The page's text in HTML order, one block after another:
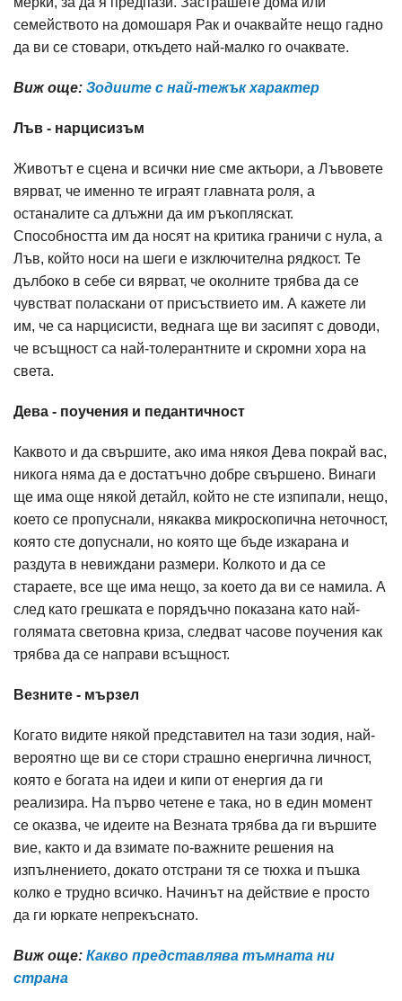
семейството на домошаря Рак и очаквайте нещо гадно
да ви се стовари, откъдето най-малко го очаквате.
Виж още: Зодиите с най-тежък характер
Лъв - нарцисизъм
Животът е сцена и всички ние сме актьори, а Лъвовете
вярват, че именно те играят главната роля, а
останалите са длъжни да им ръкопляскат.
Способността им да носят на критика граничи с нула, а
Лъв, който носи на шеги е изключителна рядкост. Те
дълбоко в себе си вярват, че околните трябва да се
чувстват поласкани от присъствието им. А кажете ли
им, че са нарцисисти, веднага ще ви засипят с доводи,
че всъщност са най-толерантните и скромни хора на
света.
Дева - поучения и педантичност
Каквото и да свършите, ако има някоя Дева покрай вас,
никога няма да е достатъчно добре свършено. Винаги
ще има още някой детайл, който не сте изпипали, нещо,
което се пропуснали, някаква микроскопична неточност,
която сте допуснали, но която ще бъде изкарана и
раздута в невиждани размери. Колкото и да се
стараете, все ще има нещо, за което да ви се намила. А
след като грешката е порядъчно показана като най-
голямата световна криза, следват часове поучения как
трябва да се направи всъщност.
Везните - мързел
Когато видите някой представител на тази зодия, най-
вероятно ще ви се стори страшно енергична личност,
която е богата на идеи и кипи от енергия да ги
реализира. На първо четене е така, но в един момент
се оказва, че идеите на Везната трябва да ги вършите
вие, както и да взимате по-важните решения на
изпълнението, докато отстрани тя се тюхка и пъшка
колко е трудно всичко. Начинът на действие е просто
да ги юркате непрекъснато.
Виж още: Какво представлява тъмната ни
страна